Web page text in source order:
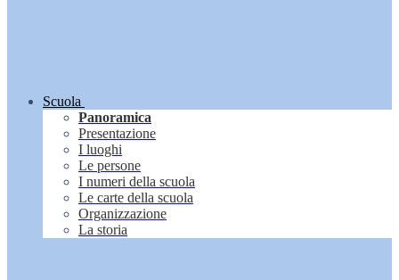
Scuola
Panoramica
Presentazione
I luoghi
Le persone
I numeri della scuola
Le carte della scuola
Organizzazione
La storia